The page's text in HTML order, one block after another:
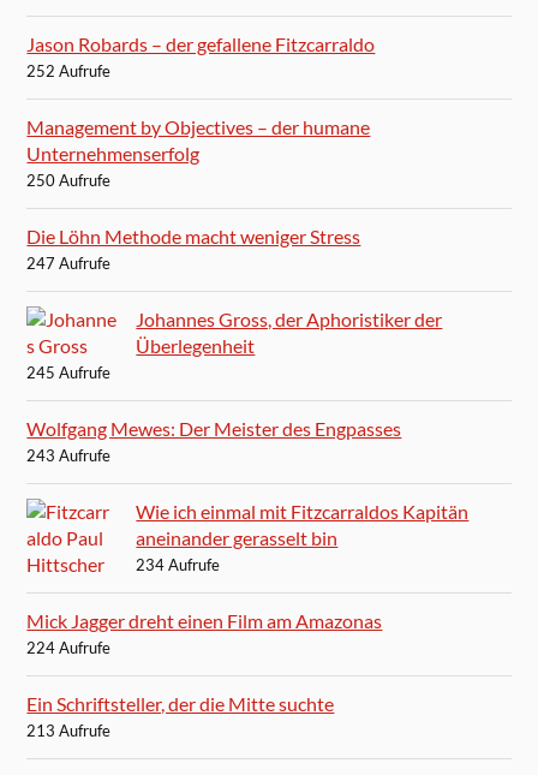
Jason Robards – der gefallene Fitzcarraldo
252 Aufrufe
Management by Objectives – der humane
Unternehmenserfolg
250 Aufrufe
Die Löhn Methode macht weniger Stress
247 Aufrufe
Johannes Gross, der Aphoristiker der
Überlegenheit
245 Aufrufe
Wolfgang Mewes: Der Meister des Engpasses
243 Aufrufe
Wie ich einmal mit Fitzcarraldos Kapitän
aneinander gerasselt bin
234 Aufrufe
Mick Jagger dreht einen Film am Amazonas
224 Aufrufe
Ein Schriftsteller, der die Mitte suchte
213 Aufrufe